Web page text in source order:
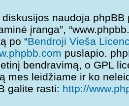
naudoja phpBB
įranga”,
po “Bendroji Vieša
puslapio.
bendravimą, o GPL
mes leidžiame ir ko
galite rasti: http://